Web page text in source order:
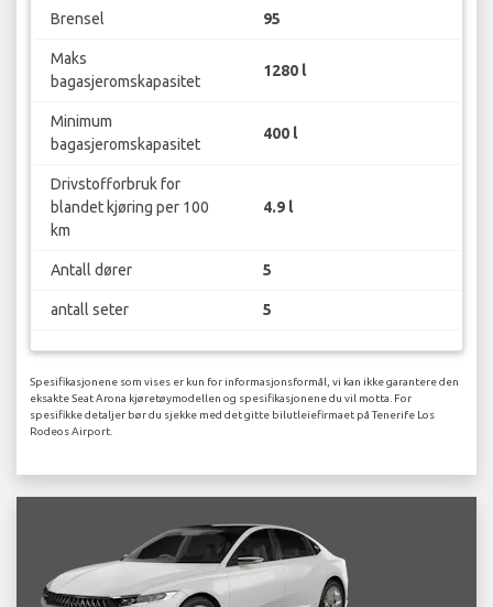
Brensel 95
Maks
bagasjeromskapasitet
1280 l
Minimum
bagasjeromskapasitet
400 l
Drivstofforbruk for
blandet kjøring per 100
km
4.9 l
Antall dører 5
antall seter 5
Spesifikasjonene som vises er kun for informasjonsformål, vi kan ikke garantere den
eksakte Seat Arona kjøretøymodellen og spesifikasjonene du vil motta. For
spesifikke detaljer bør du sjekke med det gitte bilutleiefirmaet på Tenerife Los
Rodeos Airport.